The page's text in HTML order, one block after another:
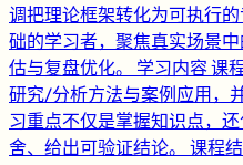
调把理论框架转化为可执行
础的学习者，聚焦真实场景
估与复盘优化。 学习内容 课
研究/分析方法与案例应用，
习重点不仅是掌握知识点，
舍、给出可验证结论。 课程